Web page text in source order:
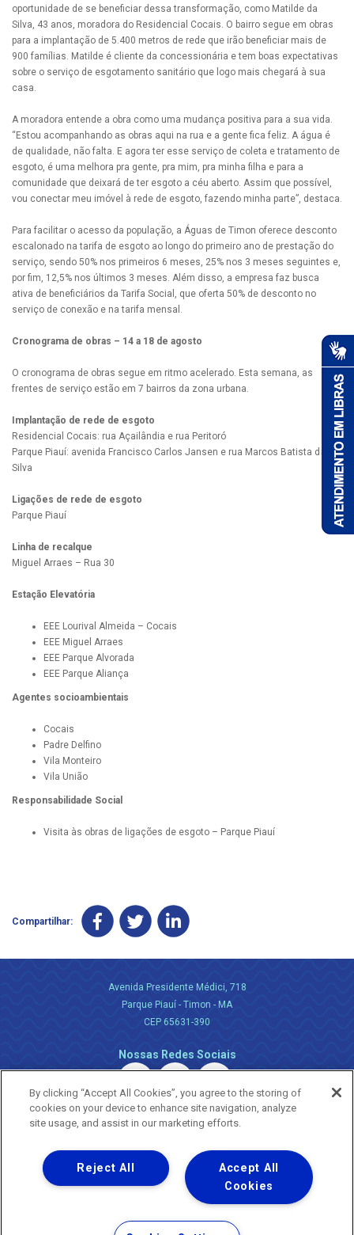
oportunidade de se beneficiar dessa transformação, como Matilde da
Silva, 43 anos, moradora do Residencial Cocais. O bairro segue em obras
para a implantação de 5.400 metros de rede que irão beneficiar mais de
900 famílias. Matilde é cliente da concessionária e tem boas expectativas
sobre o serviço de esgotamento sanitário que logo mais chegará à sua
casa.
A moradora entende a obra como uma mudança positiva para a sua vida.
“Estou acompanhando as obras aqui na rua e a gente fica feliz. A água é
de qualidade, não falta. E agora ter esse serviço de coleta e tratamento de
esgoto, é uma melhora pra gente, pra mim, pra minha filha e para a
comunidade que deixará de ter esgoto a céu aberto. Assim que possível,
vou conectar meu imóvel à rede de esgoto, fazendo minha parte”, destaca.
Para facilitar o acesso da população, a Águas de Timon oferece desconto
escalonado na tarifa de esgoto ao longo do primeiro ano de prestação do
serviço, sendo 50% nos primeiros 6 meses, 25% nos 3 meses seguintes e,
por fim, 12,5% nos últimos 3 meses. Além disso, a empresa faz busca
ativa de beneficiários da Tarifa Social, que oferta 50% de desconto no
serviço de conexão e na tarifa mensal.
Cronograma de obras – 14 a 18 de agosto
O cronograma de obras segue em ritmo acelerado. Esta semana, as
frentes de serviço estão em 7 bairros da zona urbana.
Implantação de rede de esgoto
Residencial Cocais: rua Açailândia e rua Peritoró
Parque Piauí: avenida Francisco Carlos Jansen e rua Marcos Batista da
Silva
Ligações de rede de esgoto
Parque Piauí
Linha de recalque
Miguel Arraes – Rua 30
Estação Elevatória
EEE Lourival Almeida – Cocais
EEE Miguel Arraes
EEE Parque Alvorada
EEE Parque Aliança
Agentes socioambientais
Cocais
Padre Delfino
Vila Monteiro
Vila União
Responsabilidade Social
Visita às obras de ligações de esgoto – Parque Piauí
Compartilhar:
Avenida Presidente Médici, 718
Parque Piauí - Timon - MA
CEP 65631-390
Nossas Redes Sociais
Uma empresa
Copyright ® 2026 - Todos os Direitos Reservados.
Nossa natureza movimenta a vida
By clicking “Accept All Cookies”, you agree to the storing of
cookies on your device to enhance site navigation, analyze
site usage, and assist in our marketing efforts.
Accept All
Cookies
Reject All